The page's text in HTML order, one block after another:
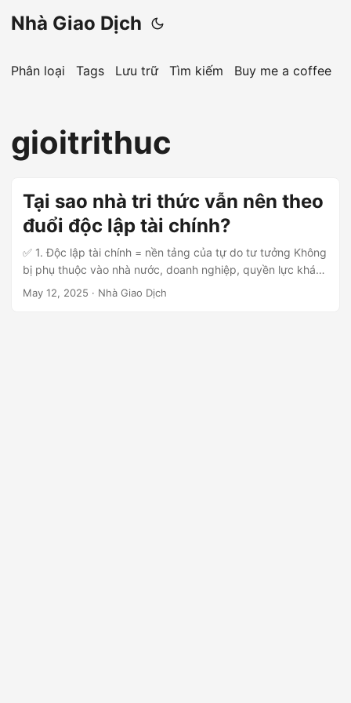
Nhà Giao Dịch
Phân loại Tags Lưu trữ Tìm kiếm Buy me a coffee
gioitrithuc
Tại sao nhà tri thức vẫn nên theo
đuổi độc lập tài chính?
✅ 1. Độc lập tài chính = nền tảng của tự do tư tưởng Không
bị phụ thuộc vào nhà nước, doanh nghiệp, quyền lực khác.
Dám nói sự thật, bảo vệ lẽ phải, phản biện quyền lực.
May 12, 2025 · Nhà Giao Dịch